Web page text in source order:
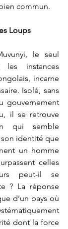
commun.
Loups
les instances
incarne
Isolé, sans
gouvernement
il se retrouve
qui semble
identité que
un homme
celles
peut-il se
? La réponse
d’un pays où
dont la force